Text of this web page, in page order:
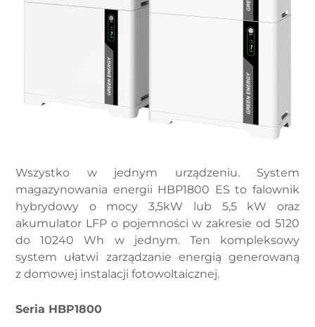
Wszystko w jednym urządzeniu. System
magazynowania energii HBP1800 ES to falownik
hybrydowy o mocy 3,5kW lub 5,5 kW oraz
akumulator LFP o pojemności w zakresie od 5120
do 10240 Wh w jednym. Ten kompleksowy
system ułatwi zarządzanie energią generowaną
z domowej instalacji fotowoltaicznej.
Seria HBP1800